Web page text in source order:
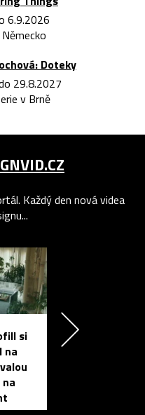
6.9.2026
Doteky
29.8.2027
v Brně
Každý den nová videa
si
na